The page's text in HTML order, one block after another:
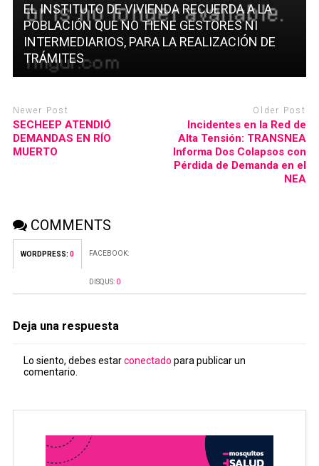
EL INSTITUTO DE VIVIENDA RECUERDA A LA
POBLACIÓN QUE NO TIENE GESTORES NI
INTERMEDIARIOS, PARA LA REALIZACIÓN DE
TRÁMITES
Newer Post
SECHEEP ATENDIÓ
DEMANDAS EN RÍO
MUERTO
Older Post
Incidentes en la Red de
Alta Tensión: TRANSNEA
Informa Dos Colapsos con
Pérdida de Demanda en el
NEA
COMMENTS
WORDPRESS: 0 FACEBOOK:
DISQUS: 0
Deja una respuesta
Lo siento, debes estarconectado para publicar un
comentario.